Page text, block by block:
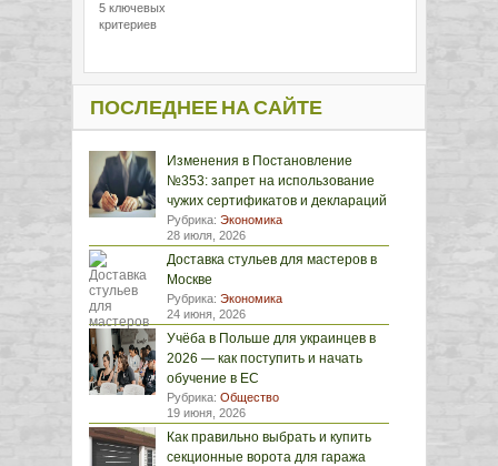
5 ключевых
критериев
ПОСЛЕДНЕЕ НА САЙТЕ
Изменения в Постановление
№353: запрет на использование
чужих сертификатов и деклараций
Рубрика: Экономика
28 июля, 2026
Доставка стульев для мастеров в
Москве
Рубрика: Экономика
24 июня, 2026
Учёба в Польше для украинцев в
2026 — как поступить и начать
обучение в ЕС
Рубрика: Общество
19 июня, 2026
Как правильно выбрать и купить
секционные ворота для гаража